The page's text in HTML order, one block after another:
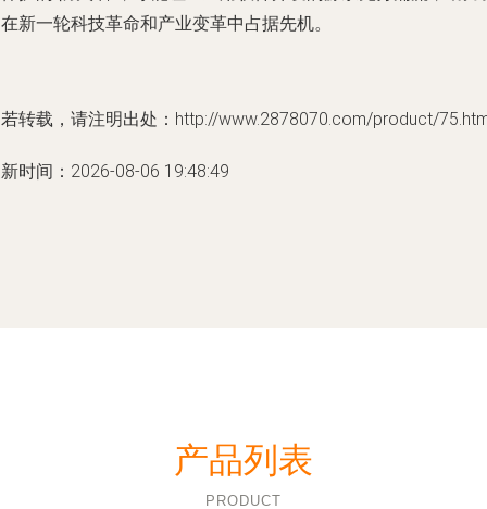
新一轮科技革命和产业变革中占据先机。
转载，请注明出处：http://www.2878070.com/product/
时间：2026-08-06 19:48:49
产品列表
PRODUCT